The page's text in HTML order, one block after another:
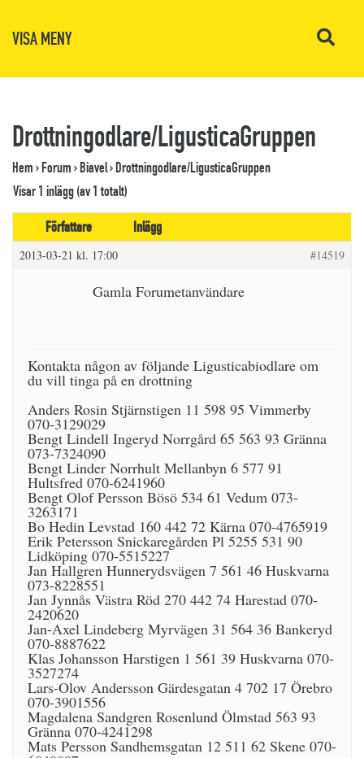
VISA MENY
Drottningodlare/LigusticaGruppen
Hem›Forum›Biavel›Drottningodlare/LigusticaGruppen
Visar 1 inlägg (av 1 totalt)
Författare
Inlägg
2013-03-21 kl. 17:00 #14519
Gamla Forumetanvändare
Kontakta någon av följande Ligusticabiodlare om
du vill tinga på en drottning
Anders Rosin Stjärnstigen 11 598 95 Vimmerby
070-3129029
Bengt Lindell Ingeryd Norrgård 65 563 93 Gränna
073-7324090
Bengt Linder Norrhult Mellanbyn 6 577 91
Hultsfred 070-6241960
Bengt Olof Persson Bösö 534 61 Vedum 073-
3263171
Bo Hedin Levstad 160 442 72 Kärna 070-4765919
Erik Petersson Snickaregården Pl 5255 531 90
Lidköping 070-5515227
Jan Hallgren Hunnerydsvägen 7 561 46 Huskvarna
073-8228551
Jan Jynnås Västra Röd 270 442 74 Harestad 070-
2420620
Jan-Axel Lindeberg Myrvägen 31 564 36 Bankeryd
070-8887622
Klas Johansson Harstigen 1 561 39 Huskvarna 070-
3527274
Lars-Olov Andersson Gärdesgatan 4 702 17 Örebro
070-3901556
Magdalena Sandgren Rosenlund Ölmstad 563 93
Gränna 070-4241298
Mats Persson Sandhemsgatan 12 511 62 Skene 070-